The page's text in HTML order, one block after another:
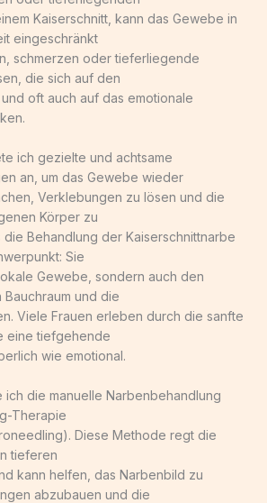
Kaiserschnitt, kann das Gewebe in
eingeschränkt
schmerzen oder tieferliegende
die sich auf den
oft auch auf das emotionale
ich gezielte und achtsame
an, um das Gewebe wieder
Verklebungen zu lösen und die
Körper zu
Behandlung der Kaiserschnittnarbe
Sie
Gewebe, sondern auch den
und die
Viele Frauen erleben durch die sanfte
eine tiefgehende
wie emotional.
die manuelle Narbenbehandlung
Therapie
Diese Methode regt die
tieferen
kann helfen, das Narbenbild zu
abzubauen und die